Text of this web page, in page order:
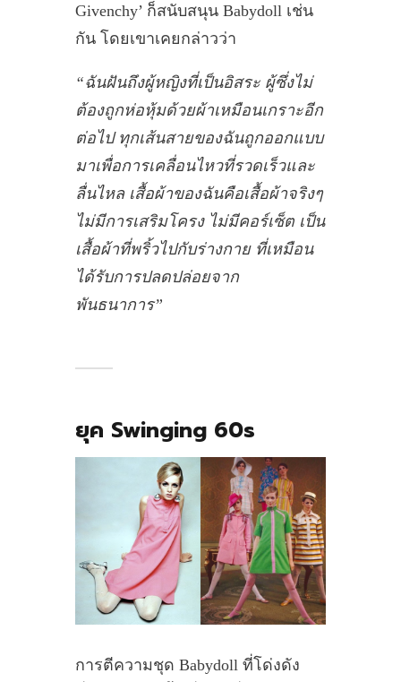
Givenchy’ ก็สนับสนุน Babydoll เช่น
กัน โดยเขาเคยกล่าวว่า
“ฉันฝันถึงผู้หญิงที่เป็นอิสระ ผู้ซึ่งไม่
ต้องถูกห่อหุ้มด้วยผ้าเหมือนเกราะอีก
ต่อไป ทุกเส้นสายของฉันถูกออกแบบ
มาเพื่อการเคลื่อนไหวที่รวดเร็วและ
ลื่นไหล เสื้อผ้าของฉันคือเสื้อผ้าจริงๆ
ไม่มีการเสริมโครง ไม่มีคอร์เซ็ต เป็น
เสื้อผ้าที่พริ้วไปกับร่างกาย ที่เหมือน
ได้รับการปลดปล่อยจาก
พันธนาการ”
ยุค Swinging 60s
การตีความชุด Babydoll ที่โด่งดัง